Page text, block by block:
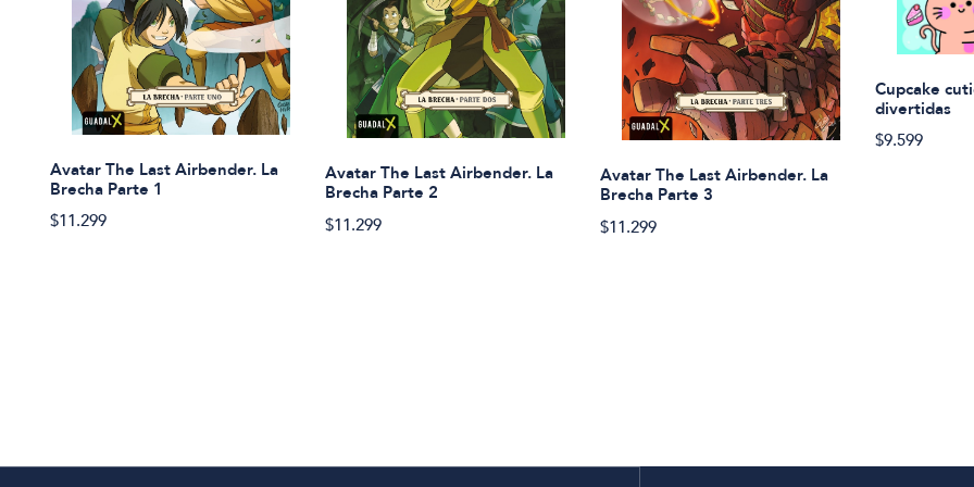
Avatar The Last Airbender. La
Brecha Parte 1
$11.299
Avatar The Last Airbender. La
Brecha Parte 2
$11.299
Avatar The Last Airbender. La
Brecha Parte 3
$11.299
Cupcake
divertidas
$9.599